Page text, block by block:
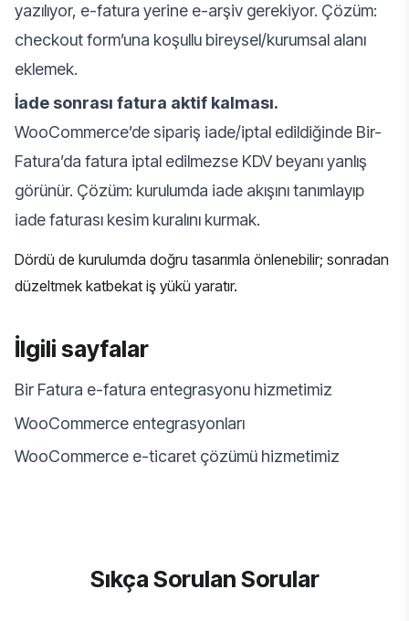
yazılıyor, e-fatura yerine e-arşiv gerekiyor. Çözüm:
checkout form’una koşullu bireysel/kurumsal alanı
eklemek.
İade sonrası fatura aktif kalması.
WooCommerce’de sipariş iade/iptal edildiğinde Bir-
Fatura’da fatura iptal edilmezse KDV beyanı yanlış
görünür. Çözüm: kurulumda iade akışını tanımlayıp
iade faturası kesim kuralını kurmak.
Dördü de kurulumda doğru tasarımla önlenebilir; sonradan
düzeltmek katbekat iş yükü yaratır.
İlgili sayfalar
Bir Fatura e-fatura entegrasyonu hizmetimiz
WooCommerce entegrasyonları
WooCommerce e-ticaret çözümü hizmetimiz
Sıkça Sorulan Sorular